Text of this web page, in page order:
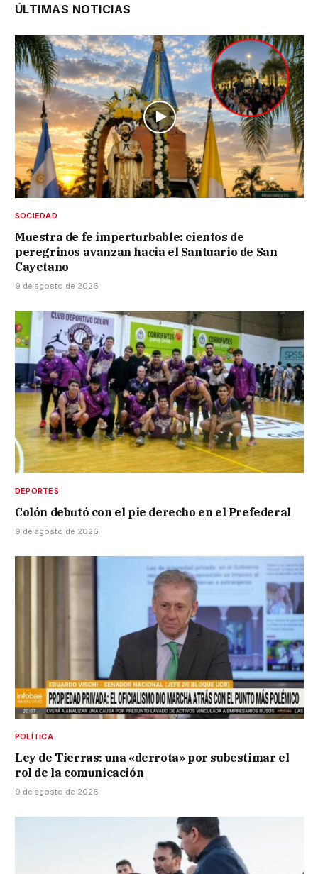
ÚLTIMAS NOTICIAS
SOCIEDAD
Muestra de fe imperturbable: cientos de
peregrinos avanzan hacia el Santuario de San
Cayetano
9 de agosto de 2026
DEPORTES
Colón debutó con el pie derecho en el Prefederal
9 de agosto de 2026
POLÍTICA
Ley de Tierras: una «derrota» por subestimar el
rol de la comunicación
9 de agosto de 2026